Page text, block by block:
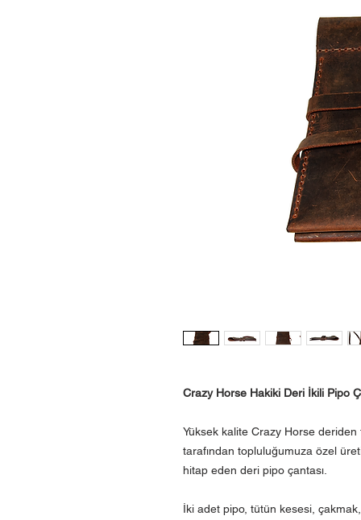
Crazy Horse Hakiki Deri İkili Pipo
Yüksek kalite Crazy Horse
tarafından topluluğumuza özel
hitap eden deri pipo çantası.
İki adet pipo, tütün kesesi,